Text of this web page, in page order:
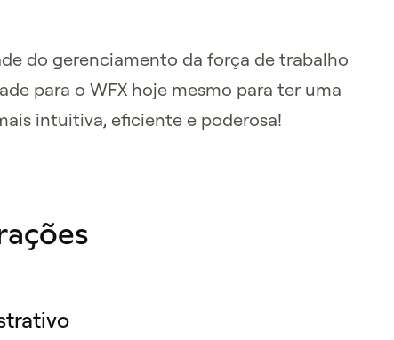
do gerenciamento da força de trabalho
para o WFX hoje mesmo para ter uma
intuitiva, eficiente e poderosa!